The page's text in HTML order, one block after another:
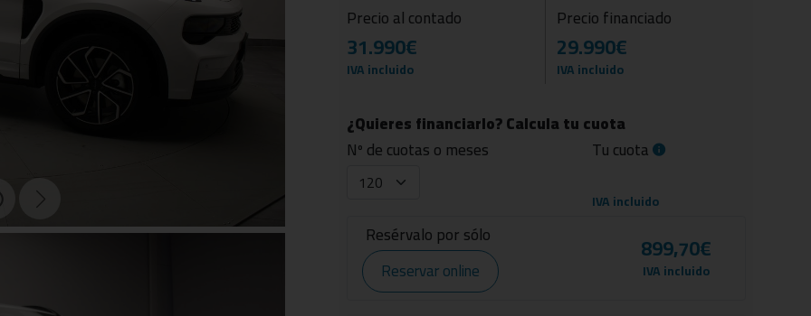
Precio al contado
31.990€
IVA incluido
Precio financiado
29.990€
IVA incluido
¿Quieres financiarlo? Calcula tu cuota
Nº de cuotas o meses
Tu cuota
IVA incluido
Resérvalo por sólo
Reservar online
899,70€
IVA incluido